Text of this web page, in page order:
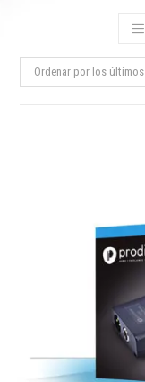
Ordenar por los últimos